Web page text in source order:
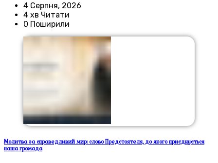
4 Серпня, 2026
4 хв Читати
0 Поширили
Молитва за справедливий мир: слово Предстоятеля, до якого приєднується
наша громада